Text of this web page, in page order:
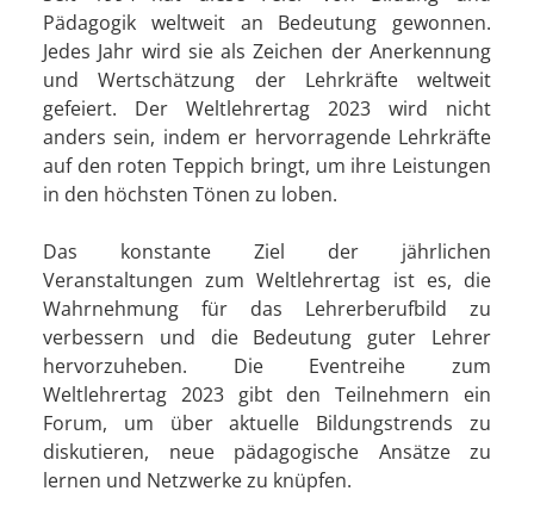
Pädagogik weltweit an Bedeutung gewonnen.
Jedes Jahr wird sie als Zeichen der Anerkennung
und Wertschätzung der Lehrkräfte weltweit
gefeiert. Der Weltlehrertag 2023 wird nicht
anders sein, indem er hervorragende Lehrkräfte
auf den roten Teppich bringt, um ihre Leistungen
in den höchsten Tönen zu loben.
Das konstante Ziel der jährlichen
Veranstaltungen zum Weltlehrertag ist es, die
Wahrnehmung für das Lehrerberufbild zu
verbessern und die Bedeutung guter Lehrer
hervorzuheben. Die Eventreihe zum
Weltlehrertag 2023 gibt den Teilnehmern ein
Forum, um über aktuelle Bildungstrends zu
diskutieren, neue pädagogische Ansätze zu
lernen und Netzwerke zu knüpfen.